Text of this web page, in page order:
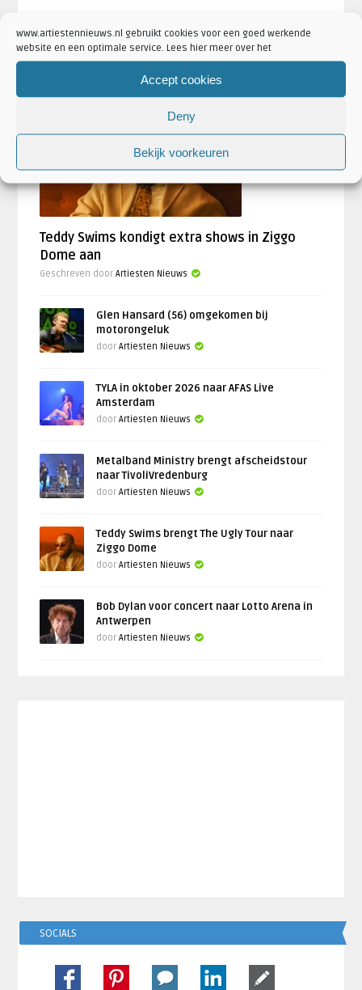
www.artiestennieuws.nl gebruikt cookies voor een goed werkende
website en een optimale service. Lees hier meer over het
Accept cookies
Deny
Bekijk voorkeuren
AANKONDIGINGEN
Teddy Swims kondigt extra shows in Ziggo
Dome aan
Geschreven doorArtiesten Nieuws
Glen Hansard (56) omgekomen bij
motorongeluk
doorArtiesten Nieuws
TYLA in oktober 2026 naar AFAS Live
Amsterdam
doorArtiesten Nieuws
Metalband Ministry brengt afscheidstour
naar TivoliVredenburg
doorArtiesten Nieuws
Teddy Swims brengt The Ugly Tour naar
Ziggo Dome
doorArtiesten Nieuws
Bob Dylan voor concert naar Lotto Arena in
Antwerpen
doorArtiesten Nieuws
SOCIALS